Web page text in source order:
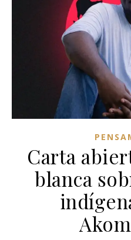
Carta
blanca